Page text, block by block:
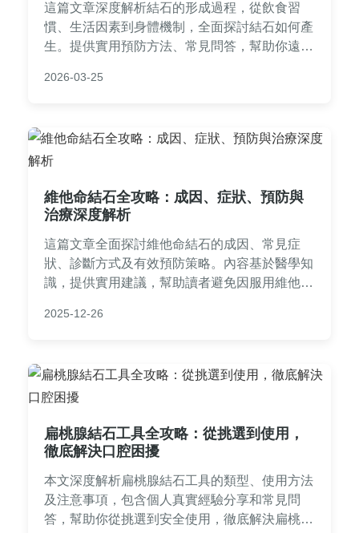
這篇文章深度解析結石的形成過程，從飲食習
慣、生活因素到身體機制，全面探討結石如何產
生。提供實用預防方法、常見問答，幫助你遠離
讀者閱讀。
2026-03-25
維他命結石全攻略：成因、症狀、預防與
治療深度解析
這篇文章全面探討維他命結石的成因、常見症
狀、診斷方式及有效預防策略。內容基於醫學知
識，提供實用建議，幫助讀者避免因服用維他命
答，解決所有相關疑問，適合關注健康保健的民
2025-12-26
扁桃腺結石工具全攻略：從挑選到使用，
徹底解決口腔困擾
本文深度解析扁桃腺結石工具的類型、使用方法
及注意事項，包含個人真實經驗分享和常見問
答，幫助你從挑選到安全使用，徹底解決扁桃腺